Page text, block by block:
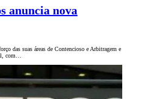
anuncia nova
das suas áreas de Contencioso e Arbitragem e
com…